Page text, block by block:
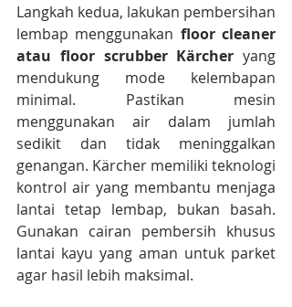
Langkah kedua, lakukan pembersihan
lembap menggunakan floor cleaner
atau floor scrubber Kärcher yang
mendukung mode kelembapan
minimal. Pastikan mesin
menggunakan air dalam jumlah
sedikit dan tidak meninggalkan
genangan. Kärcher memiliki teknologi
kontrol air yang membantu menjaga
lantai tetap lembap, bukan basah.
Gunakan cairan pembersih khusus
lantai kayu yang aman untuk parket
agar hasil lebih maksimal.